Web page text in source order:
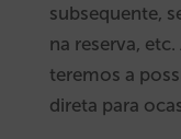
subsequente,
na reserva,
teremos a
direta para